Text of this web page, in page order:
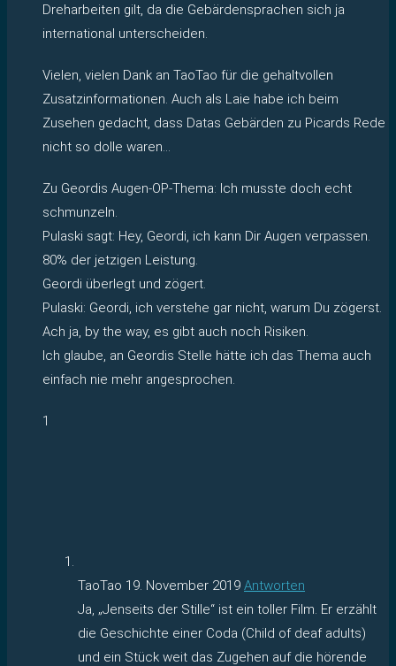
Dreharbeiten gilt, da die Gebärdensprachen sich ja
international unterscheiden.
Vielen, vielen Dank an TaoTao für die gehaltvollen
Zusatzinformationen. Auch als Laie habe ich beim
Zusehen gedacht, dass Datas Gebärden zu Picards Rede
nicht so dolle waren…
Zu Geordis Augen-OP-Thema: Ich musste doch echt
schmunzeln.
Pulaski sagt: Hey, Geordi, ich kann Dir Augen verpassen.
80% der jetzigen Leistung.
Geordi überlegt und zögert.
Pulaski: Geordi, ich verstehe gar nicht, warum Du zögerst.
Ach ja, by the way, es gibt auch noch Risiken.
Ich glaube, an Geordis Stelle hätte ich das Thema auch
einfach nie mehr angesprochen.
1
TaoTao 19. November 2019 Antworten
Ja, „Jenseits der Stille“ ist ein toller Film. Er erzählt
die Geschichte einer Coda (Child of deaf adults)
und ein Stück weit das Zugehen auf die hörende